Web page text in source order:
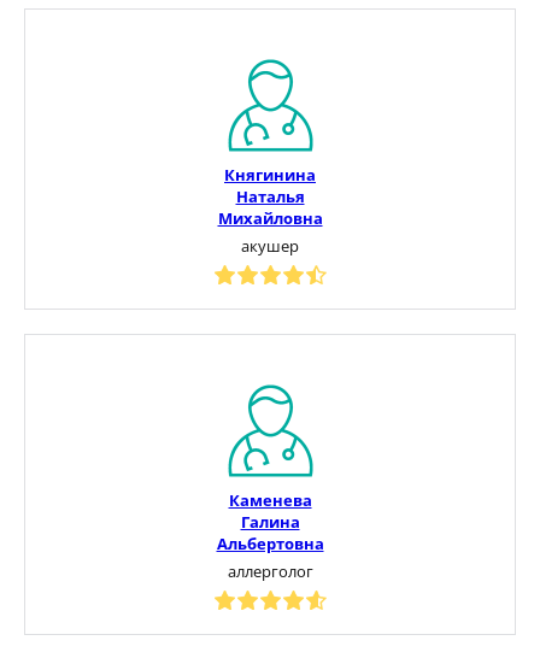
Княгинина
Наталья
Михайловна
акушер
Каменева
Галина
Альбертовна
аллерголог